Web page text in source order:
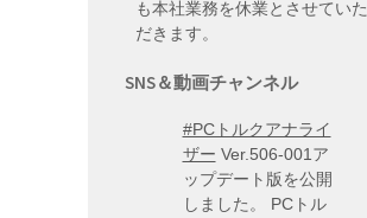
も本社業務を休業とさせていた
だきます。
SNS＆動画チャンネル
#PCトルクアナライ
ザー Ver.506-001ア
ップデート版を公開
しました。 PCトル